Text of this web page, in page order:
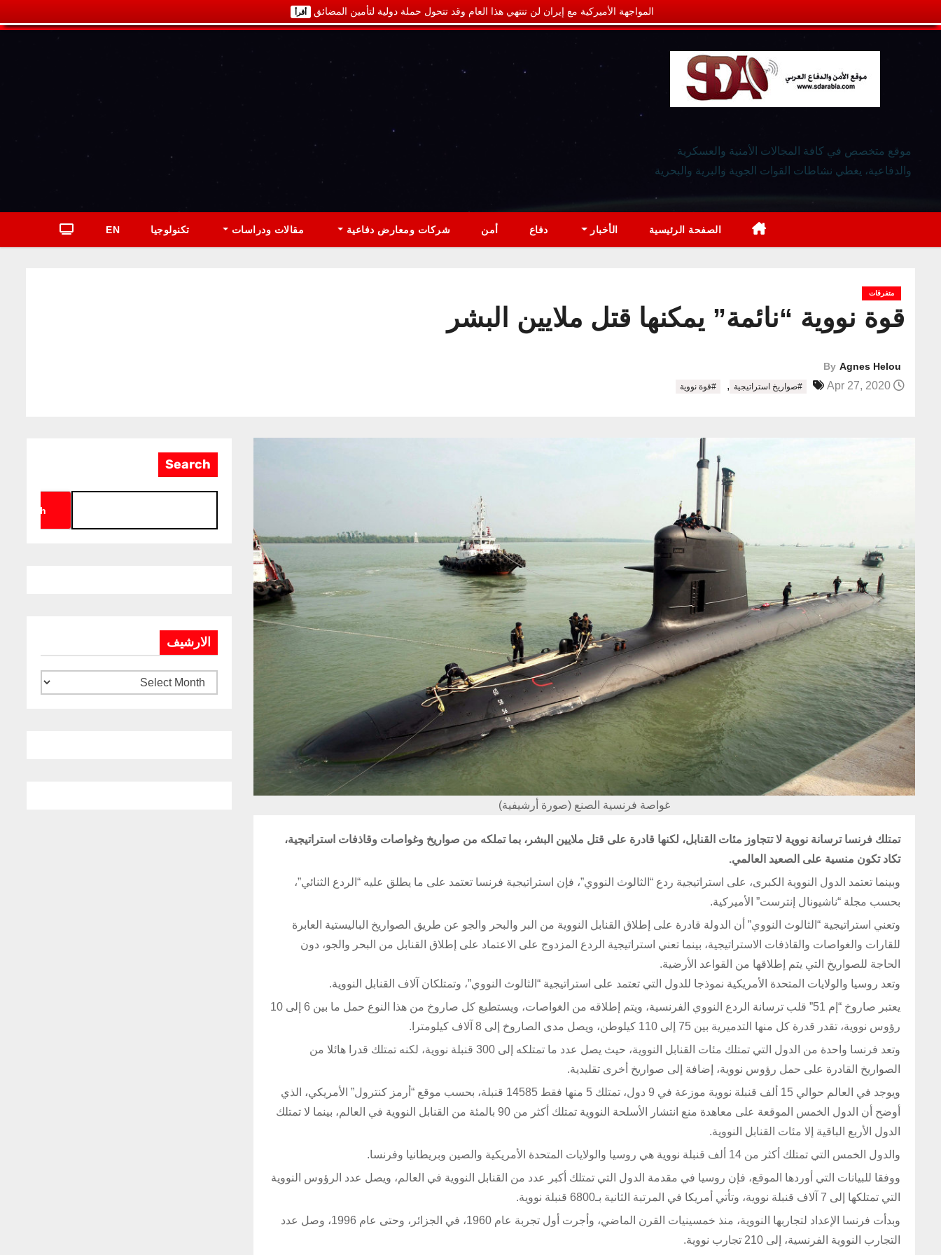
المواجهة الأميركية مع إيران لن تنتهي هذا العام وقد تتحول حملة دولية لتأمين المضائق أقرأ
موقع متخصص في كافة المجالات الأمنية والعسكرية
والدفاعية، يغطي نشاطات القوات الجوية والبرية والبحرية
الصفحة الرئيسية الأخبار دفاع أمن شركات ومعارض دفاعية مقالات ودراسات تكنولوجيا EN
متفرقات
قوة نووية “نائمة” يمكنها قتل ملايين البشر
By Agnes Helou
#صواريخ استراتيجية , #قوة نووية
غواصة فرنسية الصنع (صورة أرشيفية)
تمتلك فرنسا ترسانة نووية لا تتجاوز مئات القنابل، لكنها قادرة على قتل ملايين البشر، بما تملكه من صواريخ وغواصات وقاذفات استراتيجية،
تكاد تكون منسية على الصعيد العالمي.
وبينما تعتمد الدول النووية الكبرى، على استراتيجية ردع “الثالوث النووي”، فإن استراتيجية فرنسا تعتمد على ما يطلق عليه “الردع الثنائي”،
بحسب مجلة “ناشيونال إنترست” الأميركية.
وتعني استراتيجية “الثالوث النووي” أن الدولة قادرة على إطلاق القنابل النووية من البر والبحر والجو عن طريق الصواريخ الباليستية العابرة
للقارات والغواصات والقاذفات الاستراتيجية، بينما تعني استراتيجية الردع المزدوج على الاعتماد على إطلاق القنابل من البحر والجو، دون
الحاجة للصواريخ التي يتم إطلاقها من القواعد الأرضية.
وتعد روسيا والولايات المتحدة الأمريكية نموذجا للدول التي تعتمد على استراتيجية “الثالوث النووي”، وتمتلكان آلاف القنابل النووية.
يعتبر صاروخ “إم 51” قلب ترسانة الردع النووي الفرنسية، ويتم إطلاقه من الغواصات، ويستطيع كل صاروخ من هذا النوع حمل ما بين 6 إلى 10
رؤوس نووية، تقدر قدرة كل منها التدميرية بين 75 إلى 110 كيلوطن، ويصل مدى الصاروخ إلى 8 آلاف كيلومترا.
وتعد فرنسا واحدة من الدول التي تمتلك مئات القنابل النووية، حيث يصل عدد ما تمتلكه إلى 300 قنبلة نووية، لكنه تمتلك قدرا هائلا من
الصواريخ القادرة على حمل رؤوس نووية، إضافة إلى صواريخ أخرى تقليدية.
ويوجد في العالم حوالي 15 ألف قنبلة نووية موزعة في 9 دول، تمتلك 5 منها فقط 14585 قنبلة، بحسب موقع “أرمز كنترول” الأمريكي، الذي
أوضح أن الدول الخمس الموقعة على معاهدة منع انتشار الأسلحة النووية تمتلك أكثر من 90 بالمئة من القنابل النووية في العالم، بينما لا تمتلك
الدول الأربع الباقية إلا مئات القنابل النووية.
والدول الخمس التي تمتلك أكثر من 14 ألف قنبلة نووية هي روسيا والولايات المتحدة الأمريكية والصين وبريطانيا وفرنسا.
ووفقا للبيانات التي أوردها الموقع، فإن روسيا في مقدمة الدول التي تمتلك أكبر عدد من القنابل النووية في العالم، ويصل عدد الرؤوس النووية
التي تمتلكها إلى 7 آلاف قنبلة نووية، وتأتي أمريكا في المرتبة الثانية بـ6800 قنبلة نووية.
وبدأت فرنسا الإعداد لتجاربها النووية، منذ خمسينيات القرن الماضي، وأجرت أول تجربة عام 1960، في الجزائر، وحتى عام 1996، وصل عدد
التجارب النووية الفرنسية، إلى 210 تجارب نووية.
Search
Search
الارشيف